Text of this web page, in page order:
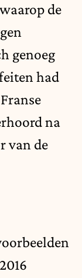
de
genoeg
had
na
van de